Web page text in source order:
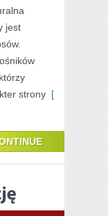
SAM
jest
strony [